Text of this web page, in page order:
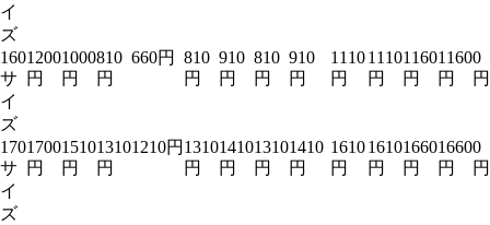
イ
ズ
160
サ
イ
ズ
1200
円
1000
円
810
円
660円
810
円
910
円
810
円
910
円
1110
円
1110
円
1160
円
1160
円
0
円
170
サ
イ
ズ
1700
円
1510
円
1310
円
1210円 1310
円
1410
円
1310
円
1410
円
1610
円
1610
円
1660
円
1660
円
0
円